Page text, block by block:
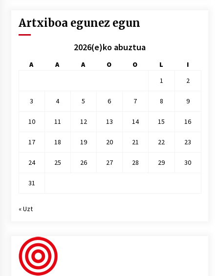
Artxiboa egunez egun
2026(e)ko abuztua
A A A O O L
I
1
2
3 4 5 6 7 8 9
10 11 12 13 14 15 16
17 18 19 20 21 22 23
24 25 26 27 28 29 30
31
« Uzt